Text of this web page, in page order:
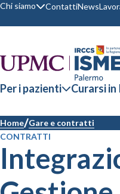
Chi siamo ContattiNews
Per i pazienti Curarsi in
Home Gare e contratti
CONTRATTI